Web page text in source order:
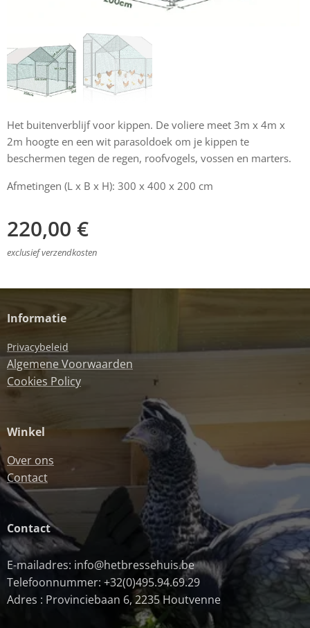
Het buitenverblijf voor kippen. De voliere meet 3m x 4m x
2m hoogte en een wit parasoldoek om je kippen te
beschermen tegen de regen, roofvogels, vossen en marters.
Afmetingen (L x B x H): 300 x 400 x 200 cm
220,00 €
exclusief verzendkosten
Informatie
Privacybeleid
Algemene Voorwaarden
Cookies Policy
Winkel
Over ons
Contact
Contact
E-mailadres: info@hetbressehuis.be
Telefoonnummer: +32(0)495.94.69.29
Adres : Provinciebaan 6, 2235 Houtvenne